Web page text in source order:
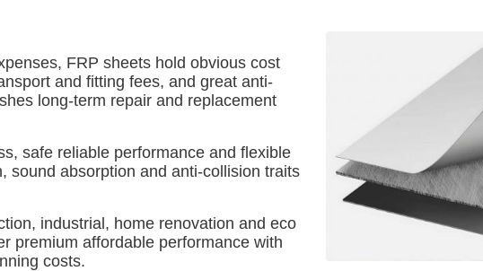
FRP sheets hold obvious cost
and fitting fees, and great anti-
long-term repair and replacement
safe reliable performance and flexible
sound absorption and anti-collision traits
industrial, home renovation and eco
premium affordable performance with
costs.